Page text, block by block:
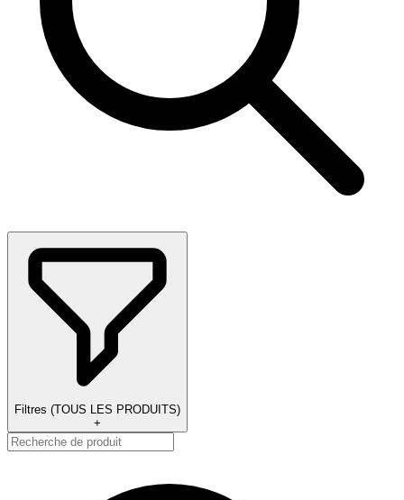
Filtres (TOUS LES PRODUITS)
+